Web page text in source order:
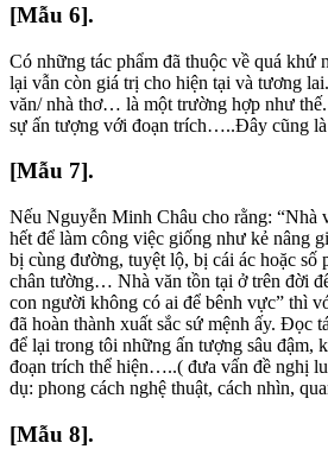
[Mẫu 6].
Có những tác phẩm đã thuộc về quá khứ
lại vẫn còn giá trị cho hiện tại và tương
văn/ nhà thơ… là một trường hợp như
sự ấn tượng với đoạn trích…..Đây cũng
[Mẫu 7].
Nếu Nguyễn Minh Châu cho rằng: “Nhà
hết để làm công việc giống như kẻ nâng
bị cùng đường, tuyệt lộ, bị cái ác hoặc số
chân tường… Nhà văn tồn tại ở trên đời
con người không có ai để bênh vực” thì
đã hoàn thành xuất sắc sứ mệnh ấy. Đọc
để lại trong tôi những ấn tượng sâu đậm,
đoạn trích thể hiện…..( đưa vấn đề nghị
dụ: phong cách nghệ thuật, cách nhìn,
[Mẫu 8].